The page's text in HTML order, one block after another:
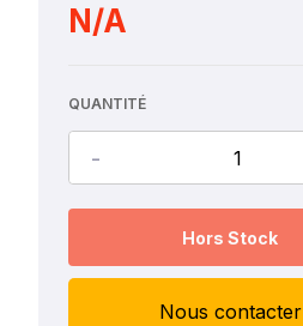
N/A
QUANTITÉ
-
Hors Stock
Nous contacter